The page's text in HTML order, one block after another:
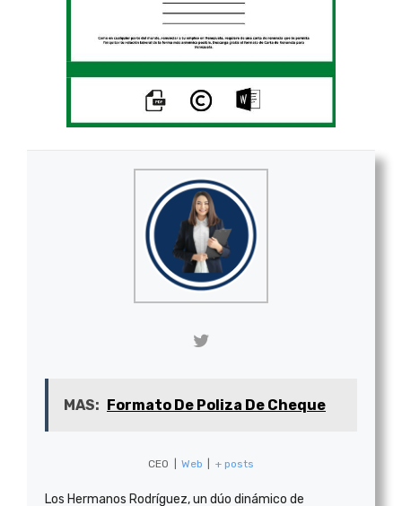
MAS: Formato De Poliza De Cheque
CEO Web + posts
Los Hermanos Rodríguez, un dúo dinámico de